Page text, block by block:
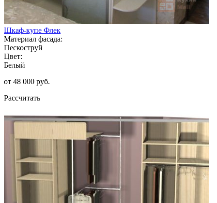
Шкаф-купе Флек
Материал фасада:
Пескоструй
Цвет:
Белый
от 48 000 руб.
Рассчитать